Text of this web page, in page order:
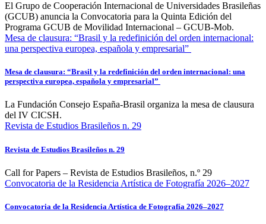
El Grupo de Cooperación Internacional de Universidades Brasileñas
(GCUB) anuncia la Convocatoria para la Quinta Edición del
Programa GCUB de Movilidad Internacional – GCUB-Mob.
Mesa de clausura: “Brasil y la redefinición del orden internacional:
una perspectiva europea, española y empresarial”
Mesa de clausura: “Brasil y la redefinición del orden internacional: una
perspectiva europea, española y empresarial”
La Fundación Consejo España-Brasil organiza la mesa de clausura
del IV CICSH.
Revista de Estudios Brasileños n. 29
Revista de Estudios Brasileños n. 29
Call for Papers – Revista de Estudios Brasileños, n.º 29
Convocatoria de la Residencia Artística de Fotografía 2026–2027
Convocatoria de la Residencia Artística de Fotografía 2026–2027